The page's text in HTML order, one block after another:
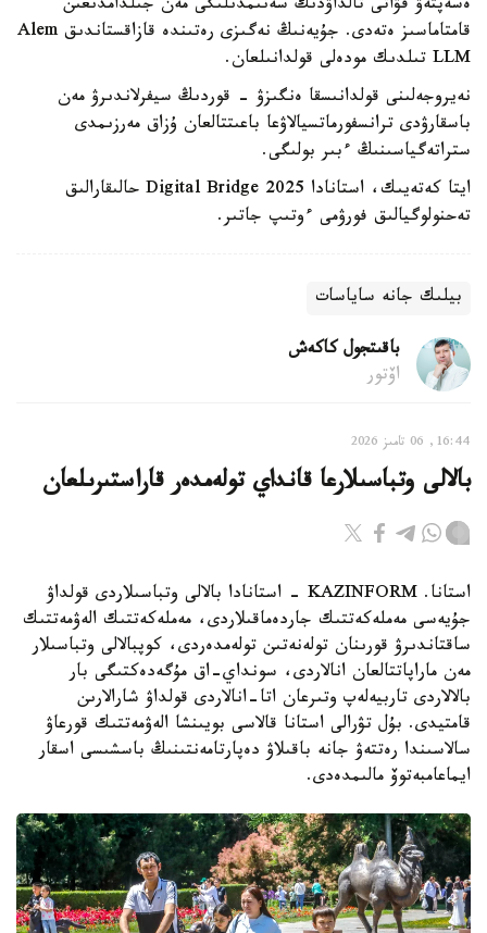
ەسەپتەۋ قۋاتى تالداۋدىڭ سەنىمدىلىگى مەن جىلدامدىعىن
قامتاماسىز ەتەدى. جۇيەنىڭ نەگىزى رەتىندە قازاقستاندىق Alem
LLM تىلدىك مودەلى قولدانىلعان.
نەيروجەلىنى قولدانىسقا ەنگىزۋ - قوردىڭ سيفرلاندىرۋ مەن
باسقارۋدى ترانسفورماتسيالاۋعا باعىتتالعان ۇزاق مەرزىمدى
ستراتەگياسىنىڭ ءبىر بولىگى.
ايتا كەتەيىك، استانادا Digital Bridge 2025 حالىقارالىق
تەحنولوگيالىق فورۋمى ءوتىپ جاتىر.
بيلىك جانە ساياسات
باقىتجول كاكەش
اۆتور
16:44, 06 تامىز 2026
بالالى وتباسىلارعا قانداي تولەمدەر قاراستىرىلعان
استانا. KAZINFORM - استانادا بالالى وتباسىلاردى قولداۋ
جۇيەسى مەملەكەتتىك جاردەماقىلاردى، مەملەكەتتىك الەۋمەتتىك
ساقتاندىرۋ قورىنان تولەنەتىن تولەمدەردى، كوپبالالى وتباسىلار
مەن ماراپاتتالعان انالاردى، سونداي-اق مۇگەدەكتىگى بار
بالالاردى تاربيەلەپ وتىرعان اتا-انالاردى قولداۋ شارالارىن
قامتيدى. بۇل تۋرالى استانا قالاسى بويىنشا الەۋمەتتىك قورعاۋ
سالاسىندا رەتتەۋ جانە باقىلاۋ دەپارتامەنتىنىڭ باسشىسى اسقار
ايماعامبەتوۆ مالىمدەدى.